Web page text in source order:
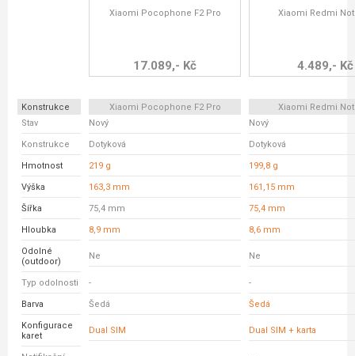
Xiaomi Pocophone F2 Pro
17.089,- Kč
Xiaomi Redmi
4.489,- Kč
Konstrukce Xiaomi Pocophone F2 Pro
Xiaomi Redmi
Stav
Nový Nový
Konstrukce Dotyková Dotyková
Hmotnost 219 g 199,8 g
Výška 163,3 mm 161,15 mm
Šířka 75,4 mm 75,4 mm
Hloubka 8,9 mm 8,6 mm
Odolné
(outdoor)
Ne Ne
Typ odolnosti - -
Barva Šedá Šedá
Konfigurace
karet
Dual SIM Dual SIM + karta